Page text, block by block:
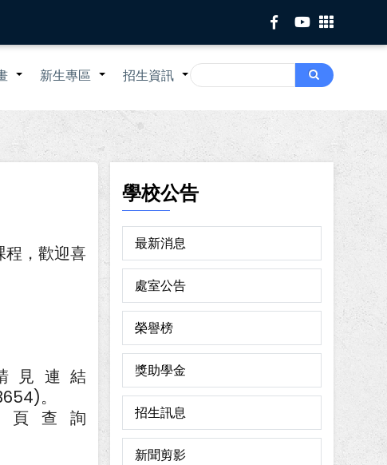
Search
Search
+ +
新生專區 +
招生資訊
程，歡迎喜
見連結
。
查詢
學校公告
最新消息
處室公告
榮譽榜
獎助學金
招生訊息
新聞剪影